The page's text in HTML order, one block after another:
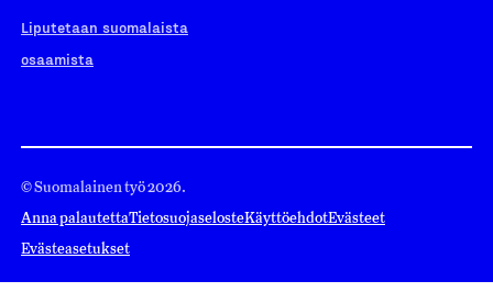
Liputetaan suomalaista
osaamista
© Suomalainen työ 2026.
Anna palautettaTietosuojaselosteKäyttöehdotEvästeet
Evästeasetukset